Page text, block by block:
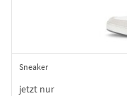
Sneaker
jetzt nur